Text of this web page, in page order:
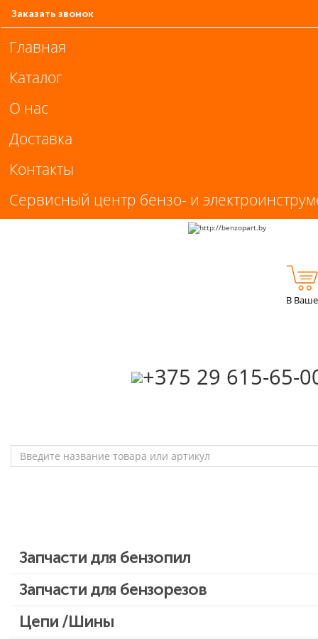
Заказать звонок
Главная
Каталог
О нас
Доставка
Контакты
Сервисный центр бензо- и
‎+375 29 615-65-
В
Запчасти для бензопил
Запчасти для бензопил Stihl
Запчасти для бензорезов
Цепи /Шины